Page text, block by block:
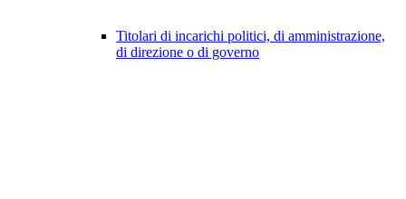
Titolari di incarichi politici, di amministrazione,
di direzione o di governo